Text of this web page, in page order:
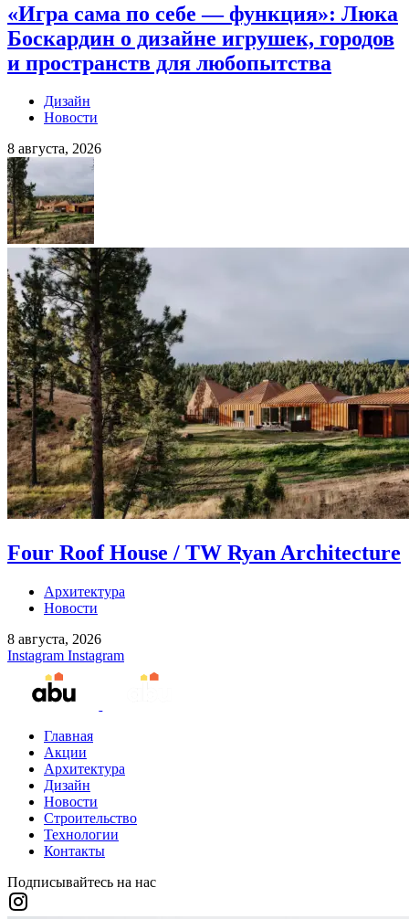
«Игра сама по себе — функция»: Люка
Боскардин о дизайне игрушек, городов
и пространств для любопытства
Дизайн
Новости
8 августа, 2026
Four Roof House / TW Ryan Architecture
Архитектура
Новости
8 августа, 2026
Instagram Instagram
Главная
Акции
Архитектура
Дизайн
Новости
Строительство
Технологии
Контакты
Подписывайтесь на нас